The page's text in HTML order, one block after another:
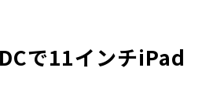
で11インチiPad